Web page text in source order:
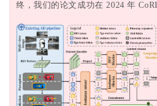
终，我们的论文成功在 2024 年